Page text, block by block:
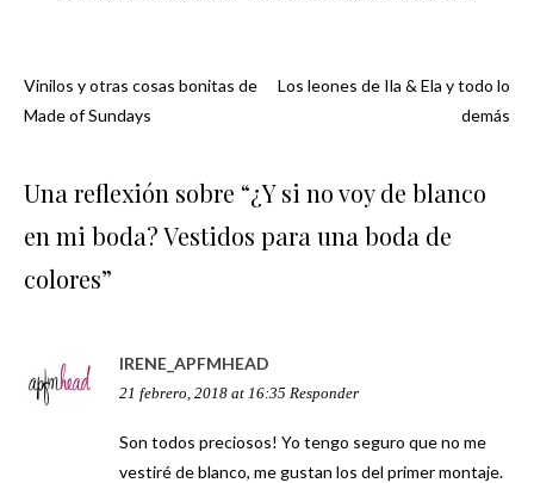
Navegación
entradas
Vinilos y otras cosas bonitas de
Made of Sundays
Los leones de Ila & Ela y todo lo
demás
Una reflexión sobre “¿Y si no voy de blanco
en mi boda? Vestidos para una boda de
colores”
IRENE_APFMHEAD
21 febrero, 2018 at 16:35 Responder
Son todos preciosos! Yo tengo seguro que no me
vestiré de blanco, me gustan los del primer montaje.